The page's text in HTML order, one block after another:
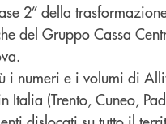
2” della
del Gruppo Cassa
numeri e i volumi di
(Trento, Cuneo,